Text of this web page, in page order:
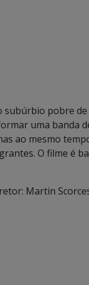
subúrbio pobre
uma banda
ao mesmo
O filme é
Martin